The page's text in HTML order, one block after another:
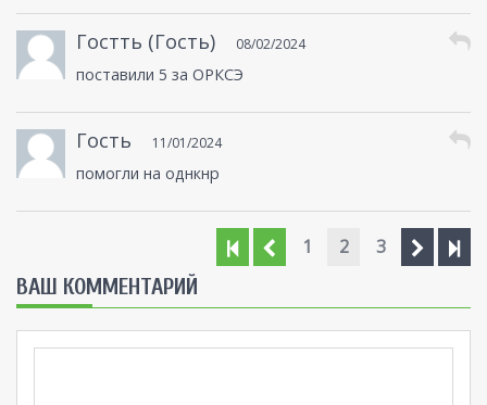
Гостть (Гость) 08/02/2024
поставили 5 за ОРКСЭ
Гость 11/01/2024
помогли на однкнр
1 2 3
ВАШ КОММЕНТАРИЙ